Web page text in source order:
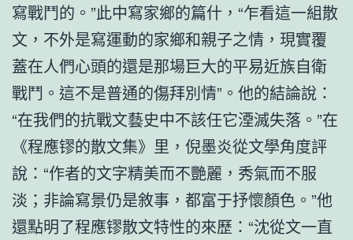
寫戰鬥的。”此中寫家鄉的篇什，“乍看這一組散
文，不外是寫運動的家鄉和親子之情，現實覆
蓋在人們心頭的還是那場巨大的平易近族自衛
戰鬥。這不是普通的傷拜別情”。他的結論說：
“在我們的抗戰文藝史中不該任它湮滅失落。”在
《程應镠的散文集》里，倪墨炎從文學角度評
說：“作者的文字精美而不艷麗，秀氣而不服
淡；非論寫景仍是敘事，都富于抒懷顏色。”他
還點明了程應镠散文特性的來歷：“沈從文一直